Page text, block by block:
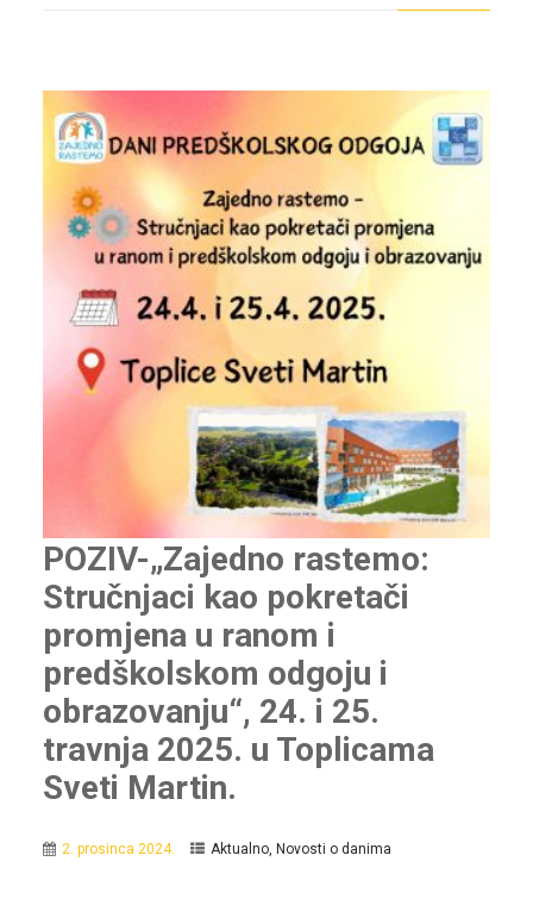
POZIV-„Zajedno rastemo:
Stručnjaci kao pokretači
promjena u ranom i
predškolskom odgoju i
obrazovanju“, 24. i 25.
travnja 2025. u Toplicama
Sveti Martin.
2. prosinca 2024. Aktualno, Novosti o danima